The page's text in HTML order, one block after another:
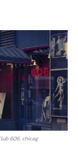
606, chicag